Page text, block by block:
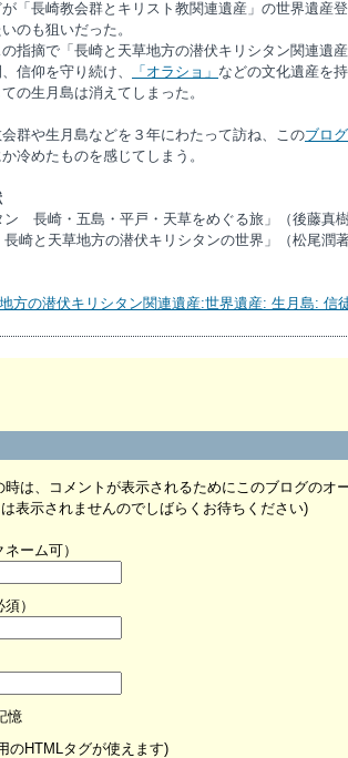
「長崎教会群とキリスト教関連遺産」の世界遺産
のも狙いだった。
指摘で「長崎と天草地方の潜伏キリシタン関連遺
信仰を守り続け、
「オラショ」 などの文化遺産を
の生月島は消えてしまった。
群や生月島などを３年にわたって訪ね、このブログ
冷めたものを感じてしまう。
ン 長崎・五島・平戸・天草をめぐる旅」（後藤真
崎と天草地方の潜伏キリシタンの世界」（松尾潤
方の潜伏キリシタン関連遺産:世界遺産: 生月島: 信
時は、コメントが表示されるためにこのブログのオ
表示されませんのでしばらくお待ちください)
ーム可）
）
憶
のHTMLタグが使えます)